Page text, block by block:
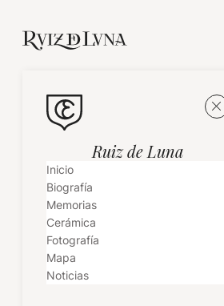
Ruiz de Luna
Inicio
Biografía
Memorias
Cerámica
Fotografía
Mapa
Noticias